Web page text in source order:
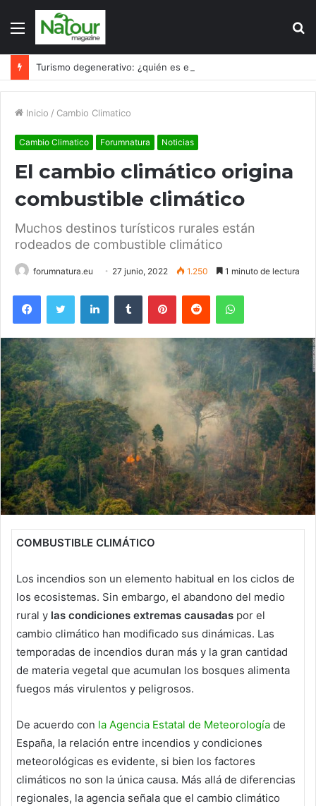
Menú
Inicio / Cambio Climatico
Cambio Climatico Forumnatura Noticias
El cambio climático origina
combustible climático
Muchos destinos turísticos rurales están
rodeados de combustible climático
forumnatura.eu 27 junio, 2022 1.250 1 minuto de lectura
FacebookTwitter LinkedInTumblr PinterestReddit WhatsApp
COMBUSTIBLE CLIMÁTICO
Los incendios son un elemento habitual en los ciclos de
los ecosistemas. Sin embargo, el abandono del medio
rural y las condiciones extremas causadas por el
cambio climático han modificado sus dinámicas. Las
temporadas de incendios duran más y la gran cantidad
de materia vegetal que acumulan los bosques alimenta
fuegos más virulentos y peligrosos.
De acuerdo con la Agencia Estatal de Meteorología de
España, la relación entre incendios y condiciones
meteorológicas es evidente, si bien los factores
climáticos no son la única causa. Más allá de diferencias
regionales, la agencia señala que el cambio climático